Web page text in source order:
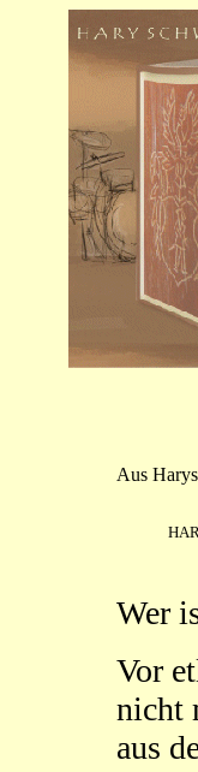
Aus
Wer
Vor
nicht
aus